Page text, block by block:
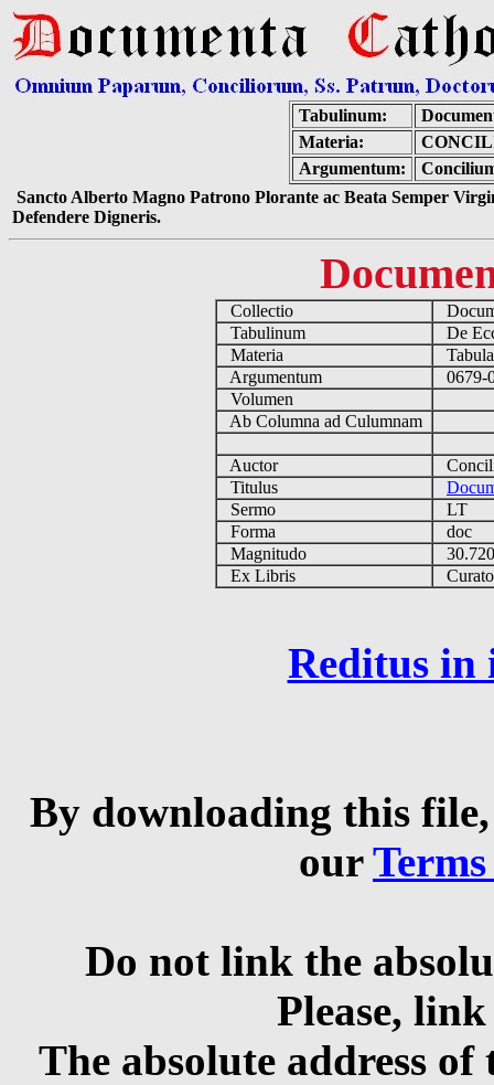
Tabulinum:
Materia:
Argumentum:
Sancto Alberto Magno Patrono Plorante ac Beata Semper
Defendere Digneris.
Collectio
Tabulinum
De
Materia
Argumentum
0679-
Volumen
Ab Columna ad Culumnam
Auctor
Titulus
Sermo
LT
Forma
doc
Magnitudo
Ex Libris
Reditus in
By downloading this
our
Do not link the
Please,
The absolute address